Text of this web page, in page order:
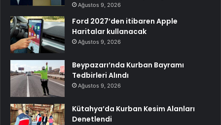
Ağustos 9, 2026
Ford 2027’den itibaren Apple
Haritalar kullanacak
Ağustos 9, 2026
Beypazarı’nda Kurban Bayramı
Tedbirleri Alındı
Ağustos 9, 2026
Kütahya’da Kurban Kesim Alanları
Denetlendi